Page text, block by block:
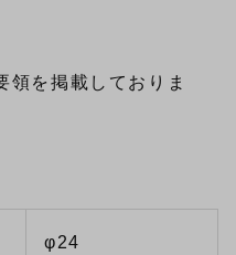
領を掲載しておりま
φ24